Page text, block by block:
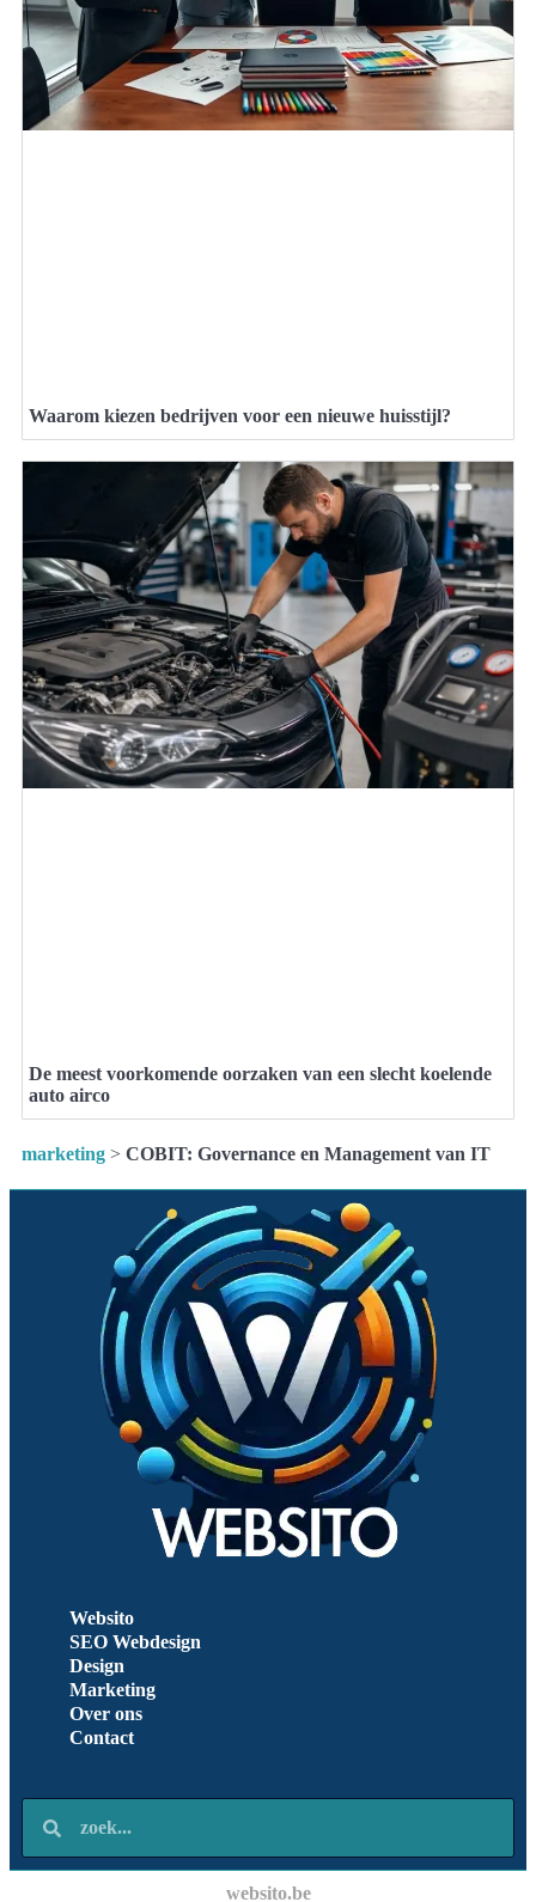
Waarom kiezen bedrijven voor een nieuwe huisstijl?
De meest voorkomende oorzaken van een slecht koelende
auto airco
marketing > COBIT: Governance en Management van IT
Websito
SEO Webdesign
Design
Marketing
Over ons
Contact
websito.be